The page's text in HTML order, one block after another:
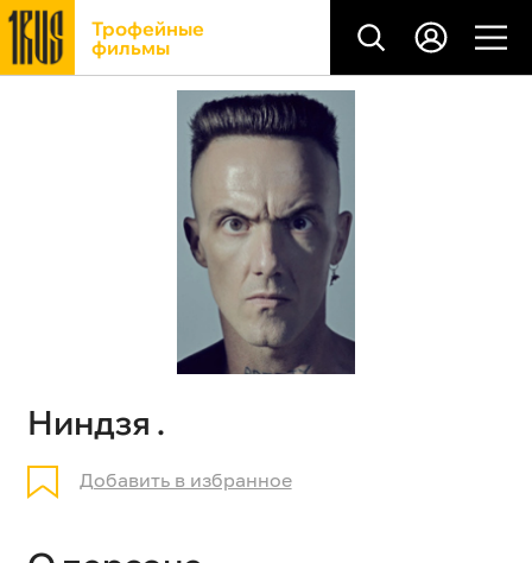
Трофейные
фильмы
Ниндзя .
Добавить в избранное